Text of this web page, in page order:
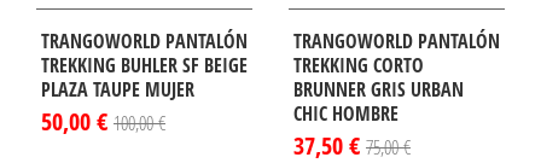
TRANGOWORLD PANTALÓN
TREKKING BUHLER SF BEIGE
PLAZA TAUPE MUJER
50,00 € 100,00 €
TRANGOWORLD PANTALÓN
TREKKING CORTO
BRUNNER GRIS URBAN
CHIC HOMBRE
37,50 € 75,00 €